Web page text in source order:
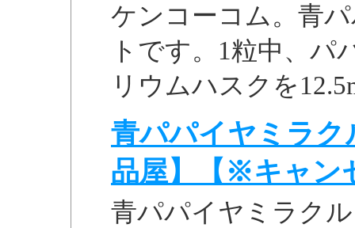
ケンコーコム。青
トです。1粒中、パ
リウムハスクを
青パパイヤミラク
品屋】【※キャン
青パパイヤミラク